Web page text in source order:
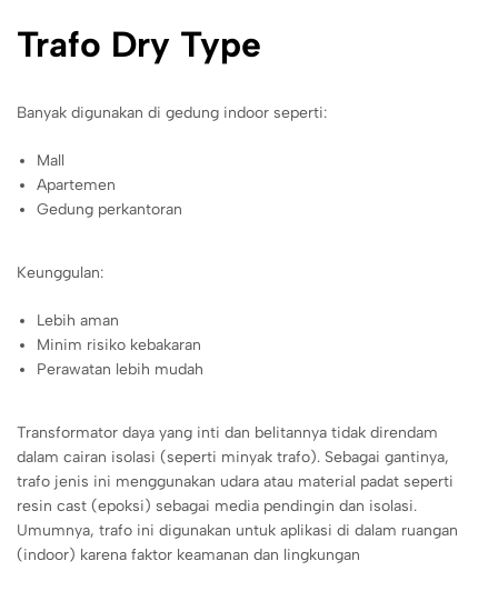
Trafo Dry Type
Banyak digunakan di gedung indoor seperti:
Mall
Apartemen
Gedung perkantoran
Keunggulan:
Lebih aman
Minim risiko kebakaran
Perawatan lebih mudah
Transformator daya yang inti dan belitannya tidak direndam
dalam cairan isolasi (seperti minyak trafo). Sebagai gantinya,
trafo jenis ini menggunakan udara atau material padat seperti
resin cast (epoksi) sebagai media pendingin dan isolasi.
Umumnya, trafo ini digunakan untuk aplikasi di dalam ruangan
(indoor) karena faktor keamanan dan lingkungan